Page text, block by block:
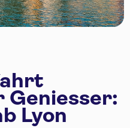
Geniesser:
Lyon